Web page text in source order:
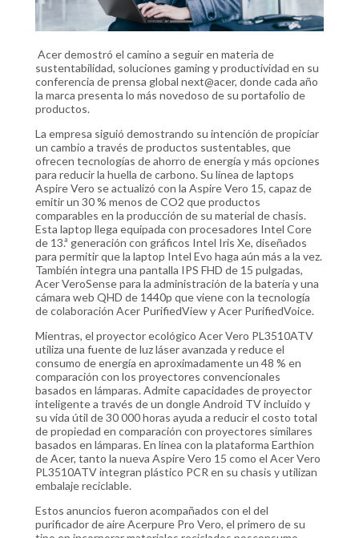
Acer demostró el camino a seguir en materia de
sustentabilidad, soluciones gaming y productividad en su
conferencia de prensa global next@acer, donde cada año
la marca presenta lo más novedoso de su portafolio de
productos.
La empresa siguió demostrando su intención de propiciar
un cambio a través de productos sustentables, que
ofrecen tecnologías de ahorro de energía y más opciones
para reducir la huella de carbono. Su línea de laptops
Aspire Vero se actualizó con la Aspire Vero 15, capaz de
emitir un 30 % menos de CO2 que productos
comparables en la producción de su material de chasis.
Esta laptop llega equipada con procesadores Intel Core
de 13.ª generación con gráficos Intel Iris Xe, diseñados
para permitir que la laptop Intel Evo haga aún más a la vez.
También integra una pantalla IPS FHD de 15 pulgadas,
Acer VeroSense para la administración de la batería y una
cámara web QHD de 1440p que viene con la tecnología
de colaboración Acer PurifiedView y Acer PurifiedVoice.
Mientras, el proyector ecológico Acer Vero PL3510ATV
utiliza una fuente de luz láser avanzada y reduce el
consumo de energía en aproximadamente un 48 % en
comparación con los proyectores convencionales
basados en lámparas. Admite capacidades de proyector
inteligente a través de un dongle Android TV incluido y
su vida útil de 30 000 horas ayuda a reducir el costo total
de propiedad en comparación con proyectores similares
basados en lámparas. En línea con la plataforma Earthion
de Acer, tanto la nueva Aspire Vero 15 como el Acer Vero
PL3510ATV integran plástico PCR en su chasis y utilizan
embalaje reciclable.
Estos anuncios fueron acompañados con el del
purificador de aire Acerpure Pro Vero, el primero de su